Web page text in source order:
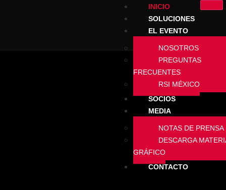
INICIO
SOLUCIONES
EL EVENTO
NOSOTROS
PREGUNTAS
FRECUENTES
RSI MÉXICO
SOCIOS
MEDIA
NOTAS DE PRENSA
DESCARGA
GRÁFICO
CONTACTO